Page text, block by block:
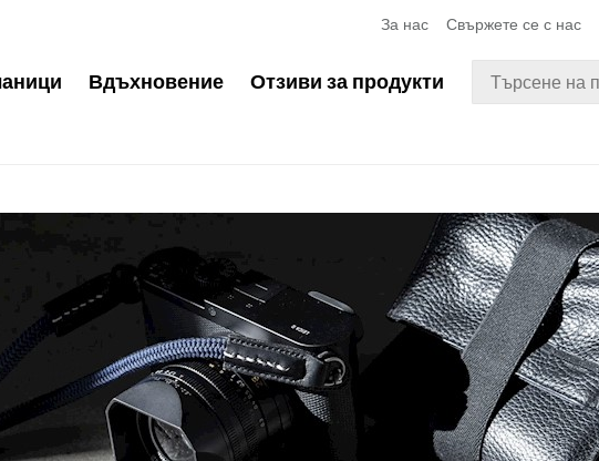
За нас Свържете се с нас
Вдъхновение Отзиви за продукти